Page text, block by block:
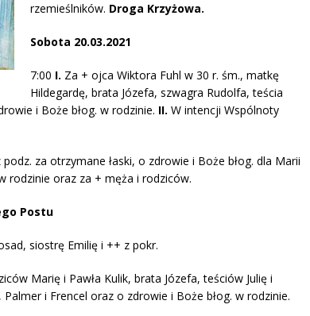
rzemieślników. Droga Krzyżowa.
Sobota 20.03.2021
7:00 I. Za + ojca Wiktora Fuhl w 30 r. śm., matkę
Hildegardę, brata Józefa, szwagra Rudolfa, teścia
i Boże błog. w rodzinie. II. W intencji Wspólnoty
za otrzymane łaski, o zdrowie i Boże błog. dla Marii
rodzinie oraz za + męża i rodziców.
Postu
siostrę Emilię i ++ z pokr.
Marię i Pawła Kulik, brata Józefa, teściów Julię i
i Frencel oraz o zdrowie i Boże błog. w rodzinie.